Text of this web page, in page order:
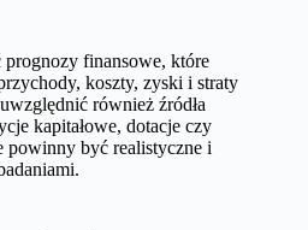
finansowe, które
koszty, zyski i straty
również źródła
kapitałowe, dotacje czy
powinny być realistyczne i